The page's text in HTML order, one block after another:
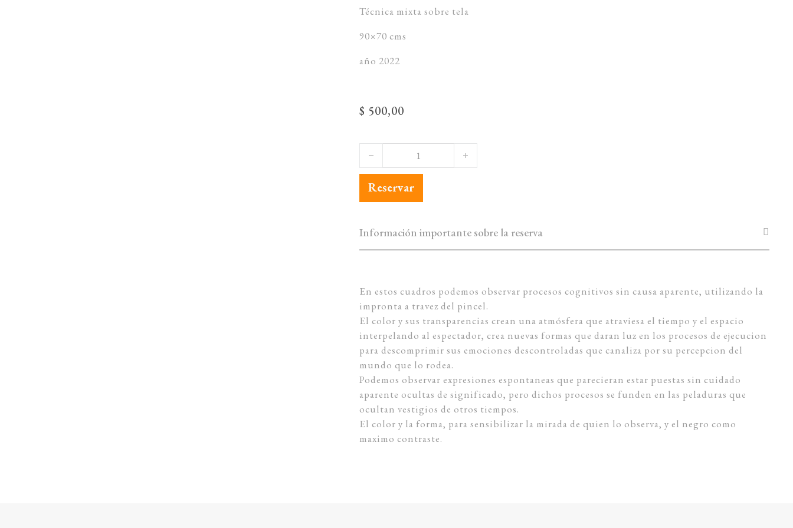
Técnica mixta sobre tela
90×70 cms
año 2022
$ 500,00
Claudio Vega - Vestigios VI (2022) cantidad
Reservar
Información importante sobre la reserva
En estos cuadros podemos observar procesos cognitivos sin causa aparente, utilizando la
impronta a travez del pincel.
El color y sus transparencias crean una atmósfera que atraviesa el tiempo y el espacio
interpelando al espectador, crea nuevas formas que daran luz en los procesos de ejecucion
para descomprimir sus emociones descontroladas que canaliza por su percepcion del
mundo que lo rodea.
Podemos observar expresiones espontaneas que parecieran estar puestas sin cuidado
aparente ocultas de significado, pero dichos procesos se funden en las peladuras que
ocultan vestigios de otros tiempos.
El color y la forma, para sensibilizar la mirada de quien lo observa, y el negro como
maximo contraste.